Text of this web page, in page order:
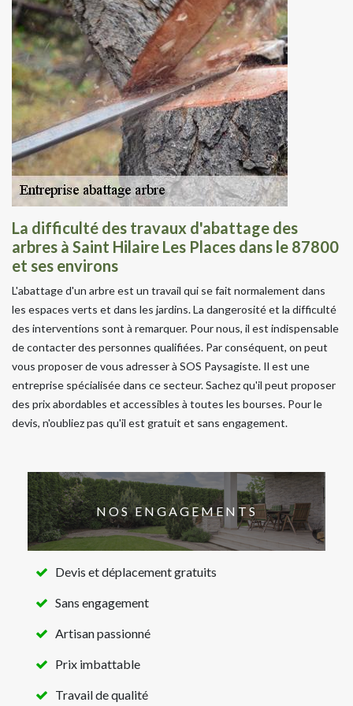
La difficulté des travaux d'abattage des
arbres à Saint Hilaire Les Places dans le 87800
et ses environs
L'abattage d'un arbre est un travail qui se fait normalement dans
les espaces verts et dans les jardins. La dangerosité et la difficulté
des interventions sont à remarquer. Pour nous, il est indispensable
de contacter des personnes qualifiées. Par conséquent, on peut
vous proposer de vous adresser à SOS Paysagiste. Il est une
entreprise spécialisée dans ce secteur. Sachez qu'il peut proposer
des prix abordables et accessibles à toutes les bourses. Pour le
devis, n'oubliez pas qu'il est gratuit et sans engagement.
NOS ENGAGEMENTS
Devis et déplacement gratuits
Sans engagement
Artisan passionné
Prix imbattable
Travail de qualité